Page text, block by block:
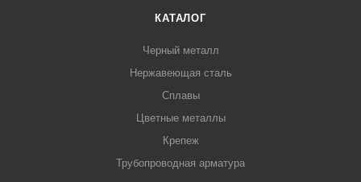
КАТАЛОГ
Черный металл
Нержавеющая сталь
Сплавы
Цветные металлы
Крепеж
Трубопроводная арматура